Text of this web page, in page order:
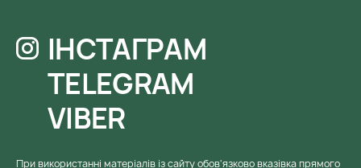
ІНСТАГРАМ
TELEGRAM
VIBER
При використанні матеріалів із сайту обов'язково вказівка ​​прямого